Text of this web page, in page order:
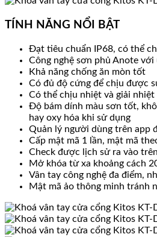
TÍNH NĂNG NỔI BẬT
Đạt tiêu chuẩn IP68, có thể
Công nghệ sơn phủ Anote với
Khả năng chống ăn mòn tốt
Có đủ độ cứng để chịu được
Có thể chịu nhiệt và giải
Độ bám dính màu sơn tốt,
hay oxy hóa khi sử dụng
Quản lý người dùng trên app
Cấp mật mã 1 lần, mật mã
Check được lịch sử ra vào
Mở khóa từ xa khoảng cách
Vân tay công nghệ đa điểm,
Mật mã ảo thông minh tránh